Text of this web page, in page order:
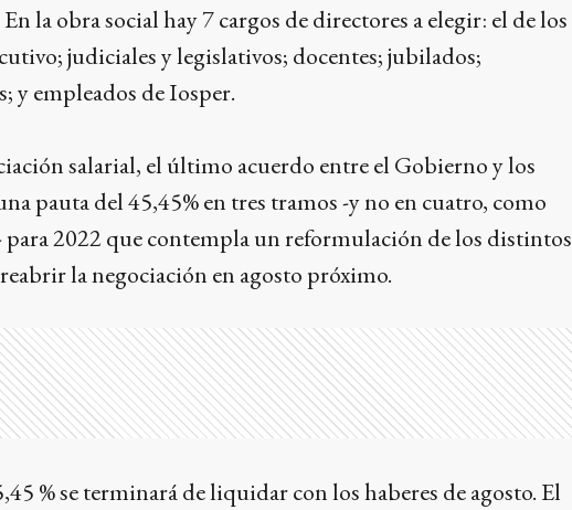
la obra social hay 7 cargos de directores a elegir: el de los
judiciales y legislativos; docentes; jubilados;
y empleados de Iosper.
salarial, el último acuerdo entre el Gobierno y los
pauta del 45,45% en tres tramos -y no en cuatro, como
2022 que contempla un reformulación de los distintos
la negociación en agosto próximo.
% se terminará de liquidar con los haberes de agosto. El